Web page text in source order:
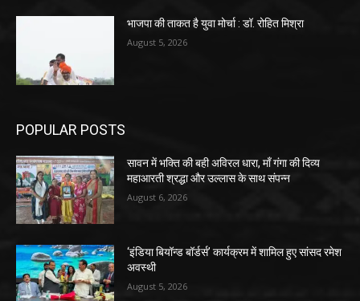
भाजपा की ताकत है युवा मोर्चा : डॉ. रोहित मिश्रा
August 5, 2026
POPULAR POSTS
सावन में भक्ति की बही अविरल धारा, माँ गंगा की दिव्य
महाआरती श्रद्धा और उल्लास के साथ संपन्न
August 6, 2026
‘इंडिया बियॉन्ड बॉर्डर्स’ कार्यक्रम में शामिल हुए सांसद रमेश
अवस्थी
August 5, 2026